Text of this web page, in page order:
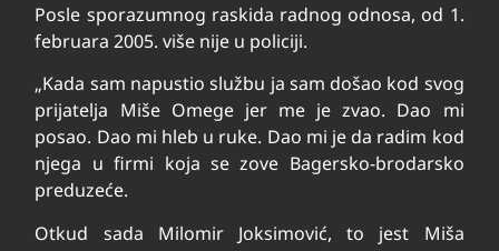
Posle sporazumnog raskida radnog odnosa, od 1.
februara 2005. više nije u policiji.
„Kada sam napustio službu ja sam došao kod svog
prijatelja Miše Omege jer me je zvao. Dao mi
posao. Dao mi hleb u ruke. Dao mi je da radim kod
njega u firmi koja se zove Bagersko-brodarsko
preduzeće.
Otkud sada Milomir Joksimović, to jest Miša